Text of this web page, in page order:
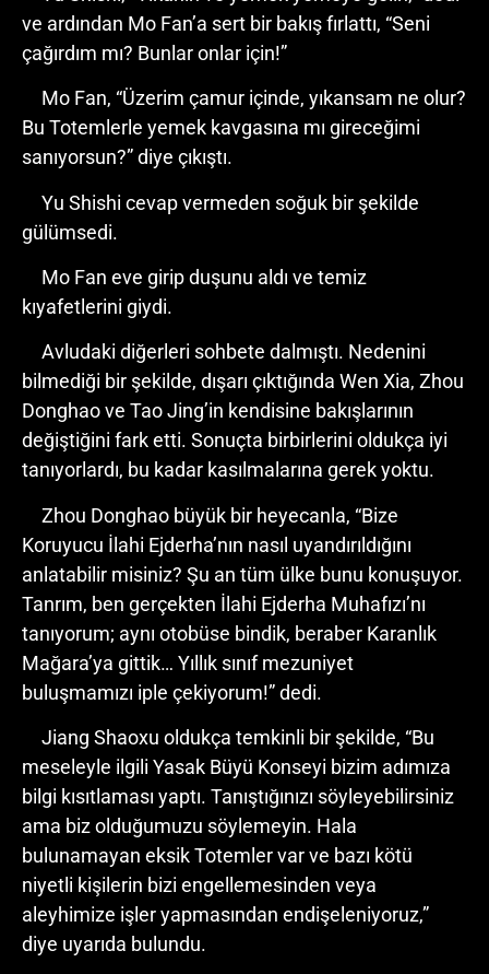
ve ardından Mo Fan’a sert bir bakış fırlattı, “Seni
çağırdım mı? Bunlar onlar için!”
Mo Fan, “Üzerim çamur içinde, yıkansam ne olur?
Bu Totemlerle yemek kavgasına mı gireceğimi
sanıyorsun?” diye çıkıştı.
Yu Shishi cevap vermeden soğuk bir şekilde
gülümsedi.
Mo Fan eve girip duşunu aldı ve temiz
kıyafetlerini giydi.
Avludaki diğerleri sohbete dalmıştı. Nedenini
bilmediği bir şekilde, dışarı çıktığında Wen Xia, Zhou
Donghao ve Tao Jing’in kendisine bakışlarının
değiştiğini fark etti. Sonuçta birbirlerini oldukça iyi
tanıyorlardı, bu kadar kasılmalarına gerek yoktu.
Zhou Donghao büyük bir heyecanla, “Bize
Koruyucu İlahi Ejderha’nın nasıl uyandırıldığını
anlatabilir misiniz? Şu an tüm ülke bunu konuşuyor.
Tanrım, ben gerçekten İlahi Ejderha Muhafızı’nı
tanıyorum; aynı otobüse bindik, beraber Karanlık
Mağara’ya gittik… Yıllık sınıf mezuniyet
buluşmamızı iple çekiyorum!” dedi.
Jiang Shaoxu oldukça temkinli bir şekilde, “Bu
meseleyle ilgili Yasak Büyü Konseyi bizim adımıza
bilgi kısıtlaması yaptı. Tanıştığınızı söyleyebilirsiniz
ama biz olduğumuzu söylemeyin. Hala
bulunamayan eksik Totemler var ve bazı kötü
niyetli kişilerin bizi engellemesinden veya
aleyhimize işler yapmasından endişeleniyoruz,”
diye uyarıda bulundu.